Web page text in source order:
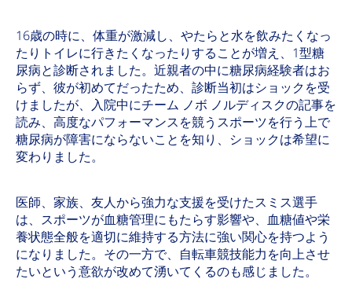
16歳の時に、体重が激減し、やたらと水を飲みたくなっ
たりトイレに行きたくなったりすることが増え、1型糖
尿病と診断されました。近親者の中に糖尿病経験者はお
らず、彼が初めてだったため、診断当初はショックを受
けましたが、入院中にチーム ノボ ノルディスクの記事を
読み、高度なパフォーマンスを競うスポーツを行う上で
糖尿病が障害にならないことを知り、ショックは希望に
変わりました。
医師、家族、友人から強力な支援を受けたスミス選手
は、スポーツが血糖管理にもたらす影響や、血糖値や栄
養状態全般を適切に維持する方法に強い関心を持つよう
になりました。その一方で、自転車競技能力を向上させ
たいという意欲が改めて湧いてくるのも感じました。